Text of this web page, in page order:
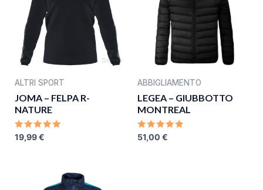
ALTRI SPORT
JOMA – FELPA R-
NATURE
RATED
19,99€
ABBIGLIAMENTO
LEGEA – GIUBBOTTO
MONTREAL
RATED
51,00 €